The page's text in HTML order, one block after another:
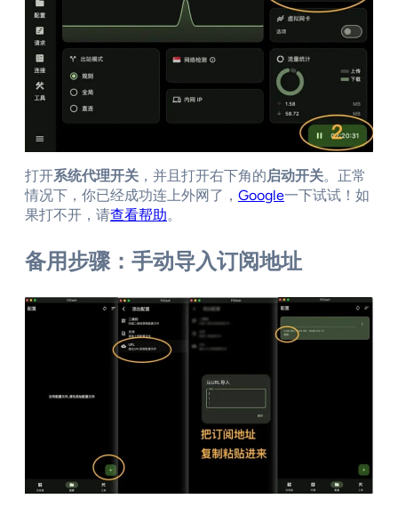
打开系统代理开关 ，并且打开右下角的启动开关。正常
情况下，你已经成功连上外网了， Google一下试试！如
果打不开，请查看帮助。
备用步骤：手动导入订阅地址